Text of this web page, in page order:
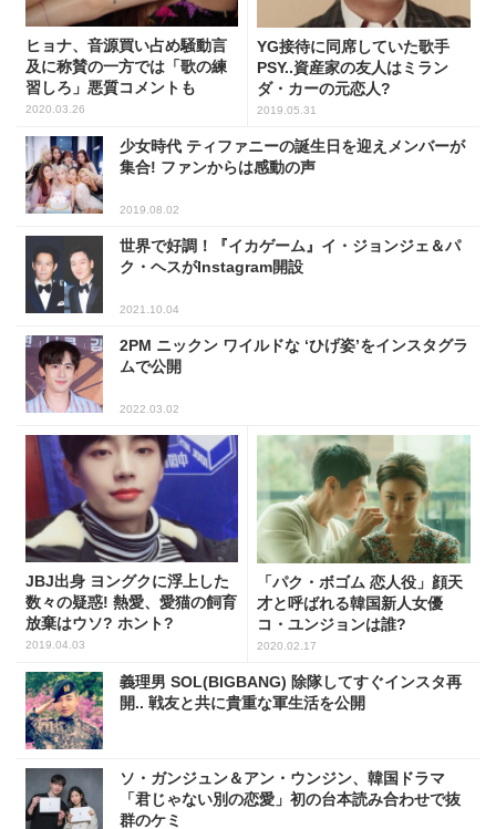
ヒョナ、音源買い占め騒動言
及に称賛の一方では「歌の練
習しろ」悪質コメントも
2020.03.26
YG接待に同席していた歌手
PSY..資産家の友人はミラン
ダ・カーの元恋人?
2019.05.31
少女時代 ティファニーの誕生日を迎えメンバーが
集合! ファンからは感動の声
2019.08.02
世界で好調！『イカゲーム』イ・ジョンジェ＆パ
ク・ヘスがInstagram開設
2021.10.04
2PM ニックン ワイルドな ‘ひげ姿’をインスタグラ
ムで公開
2022.03.02
JBJ出身 ヨングクに浮上した
数々の疑惑! 熱愛、愛猫の飼育
放棄はウソ? ホント?
2019.04.03
「パク・ボゴム 恋人役」顔天
才と呼ばれる韓国新人女優
コ・ユンジョンは誰?
2020.02.17
義理男 SOL(BIGBANG) 除隊してすぐインスタ再
開.. 戦友と共に貴重な軍生活を公開
ソ・ガンジュン＆アン・ウンジン、韓国ドラマ
「君じゃない別の恋愛」初の台本読み合わせで抜
群のケミ